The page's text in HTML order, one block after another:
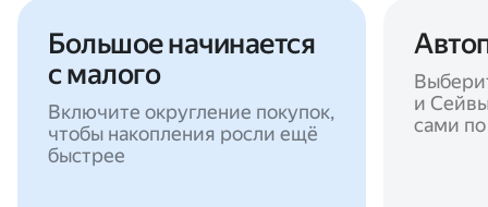
Большое начинается
с малого
Включите округление покупок,
чтобы накопления росли ещё
быстрее
и
сами